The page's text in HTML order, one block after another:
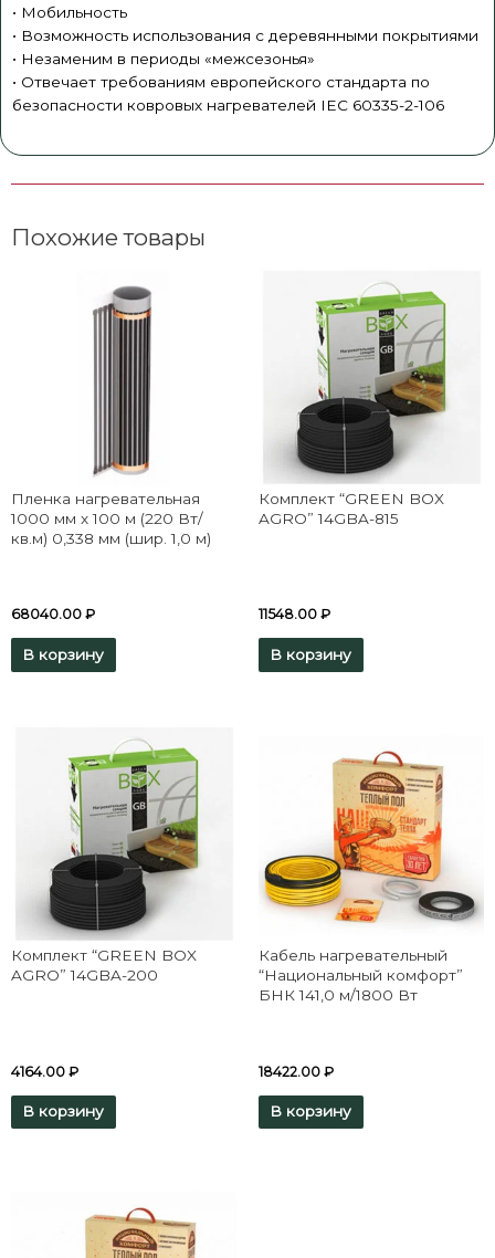
• Мобильность
• Возможность использования с деревянными покрытиями
• Незаменим в периоды «межсезонья»
• Отвечает требованиям европейского стандарта по
безопасности ковровых нагревателей IEC 60335-2-106
Похожие товары
Пленка нагревательная
1000 мм х 100 м (220 Вт/
кв.м) 0,338 мм (шир. 1,0 м)
68040.00 ₽
В корзину
Комплект “GREEN BOX
AGRO” 14GBA-815
11548.00 ₽
В корзину
Комплект “GREEN BOX
AGRO” 14GBA-200
4164.00 ₽
В корзину
Кабель нагревательный
“Национальный комфорт”
БНК 141,0 м/1800 Вт
18422.00 ₽
В корзину